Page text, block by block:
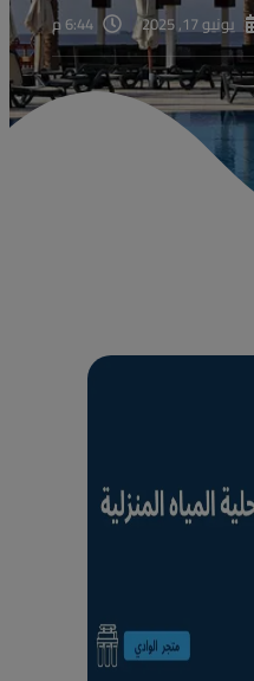
يونيو 17, 2025 6:44 م